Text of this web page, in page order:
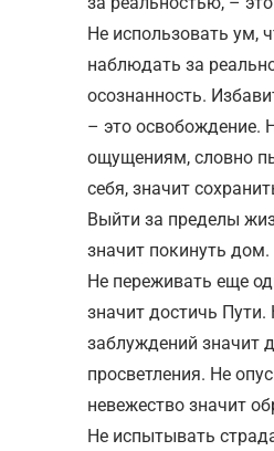
Не использовать ум,
наблюдать за
осознанность.
– это освобождение.
ощущениям, словно
себя, значит
Выйти за пределы
значит покинуть дом.
Не переживать еще
значит достичь Пути.
заблуждений значит
просветления. Не
невежество значит
Не испытывать